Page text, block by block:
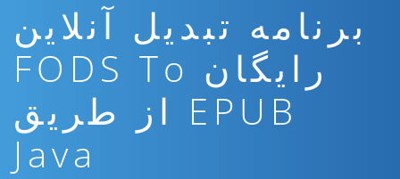
برنامه تبدیل آنلاین
رایگان FODS To
EPUB از طریق
Java